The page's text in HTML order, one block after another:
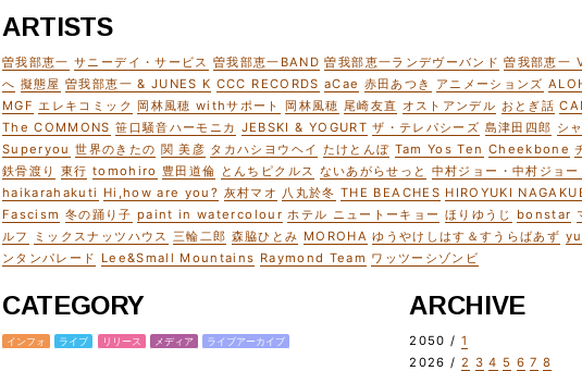
ARTISTS
曽我部恵一 サニーデイ・サービス 曽我部恵一BAND 曽我部恵一ランデヴーバンド 曽我部恵一
へ 擬態屋 曽我部恵一 & JUNES K CCC RECORDS aCae 赤田あつき アニメーションズ
MGF エレキコミック 岡林風穂 withサポート 岡林風穂 尾崎友直 オストアンデル おとぎ話
The COMMONS 笹口騒音ハーモニカ JEBSKI & YOGURT ザ・テレパシーズ 島津田四郎 シ
Superyou 世界のきたの 関 美彦 タカハシヨウヘイ たけとんぼ Tam Yos Ten Cheekbone
鉄骨渡り 東行 tomohiro 豊田道倫 とんちピクルス ないあがらせっと 中村ジョー・中村ジョ
haikarahakuti Hi,how are you? 灰村マオ 八丸於冬 THE BEACHES HIROYUKI
Fascism 冬の踊り子 paint in watercolour ホテル ニュートーキョー ほりゆうじ bonstar
ルフ
ミックスナッツハウス 三輪二郎 森脇ひとみ MOROHA ゆうやけしはす＆すうらばあず
ンタンパレード Lee&Small Mountains Raymond Team ワッツーシゾンビ
CATEGORY
インフォ ライブ リリース メディア ライブアーカイブ
ARCHIVE
2050 / 1
2026 / 2 3 4 5 6 7 8